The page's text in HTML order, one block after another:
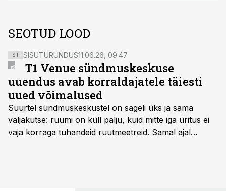
SEOTUD LOOD
ST SISUTURUNDUS11.06.26, 09:47
T1 Venue sündmuskeskuse
uuendus avab korraldajatele täiesti
uued võimalused
Suurtel sündmuskeskustel on sageli üks ja sama
väljakutse: ruumi on küll palju, kuid mitte iga üritus ei
vaja korraga tuhandeid ruutmeetreid. Samal ajal